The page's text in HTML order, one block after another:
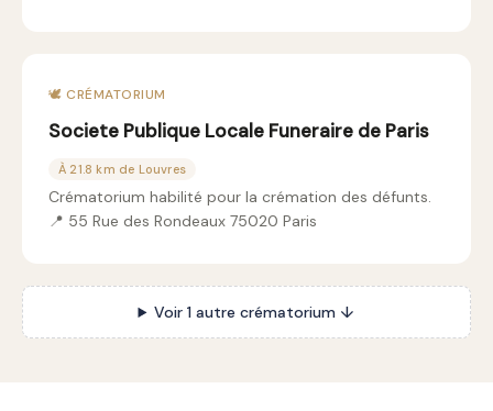
🕊️ CRÉMATORIUM
Societe Publique Locale Funeraire de Paris
À 21.8 km de Louvres
Crématorium habilité pour la crémation des défunts.
📍 55 Rue des Rondeaux 75020 Paris
Voir 1 autre crématorium ↓